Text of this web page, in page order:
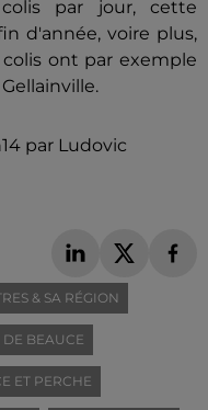
par jour, cette
d'année, voire plus,
ont par exemple
par Ludovic
& SA RÉGION
BEAUCE
ET PERCHE